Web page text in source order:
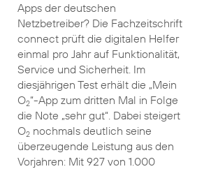
Apps der deutschen
Netzbetreiber? Die Fachzeitschrift
connect prüft die digitalen Helfer
einmal pro Jahr auf Funktionalität,
Service und Sicherheit. Im
diesjährigen Test erhält die „Mein
O2“-App zum dritten Mal in Folge
die Note „sehr gut“. Dabei steigert
O2nochmals deutlich seine
überzeugende Leistung aus den
Vorjahren: Mit 927 von 1.000